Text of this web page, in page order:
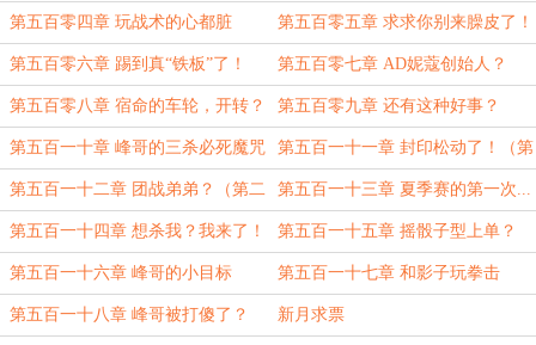
说？
第五百零四章 玩战术的心都脏
（月末求月票求订阅）
第五百零五章 求求你别来臊皮了！
第五百零六章 踢到真“铁板”了！
（月末求月票求订阅）
第五百零七章 AD妮蔻创始人？
第五百零八章 宿命的车轮，开转？ 第五百零九章 还有这种好事？
第五百一十章 峰哥的三杀必死魔咒 第五百一十一章 封印松动了！（第
一更）
第五百一十二章 团战弟弟？（第二
更）
第五百一十三章 夏季赛的第一次...
（第三更求双倍月票）
第五百一十四章 想杀我？我来了！
（二合一求月票）
第五百一十五章 摇骰子型上单？
（二合一，第七更求月票！）
第五百一十六章 峰哥的小目标
（月末双倍求月票）
第五百一十七章 和影子玩拳击
第五百一十八章 峰哥被打傻了？ 新月求票